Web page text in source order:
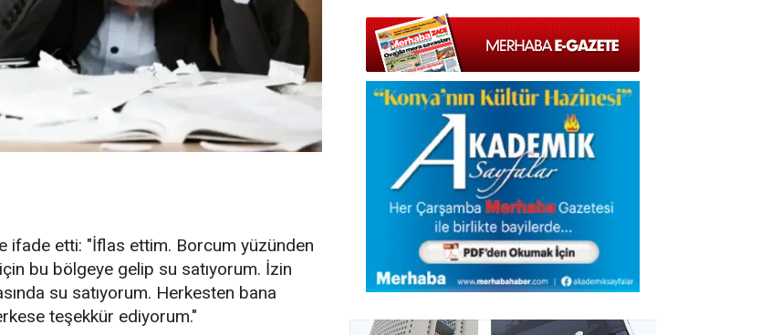
ifade etti: "İflas ettim. Borcum yüzünden
bu bölgeye gelip su satıyorum. İzin
su satıyorum. Herkesten bana
teşekkür ediyorum."